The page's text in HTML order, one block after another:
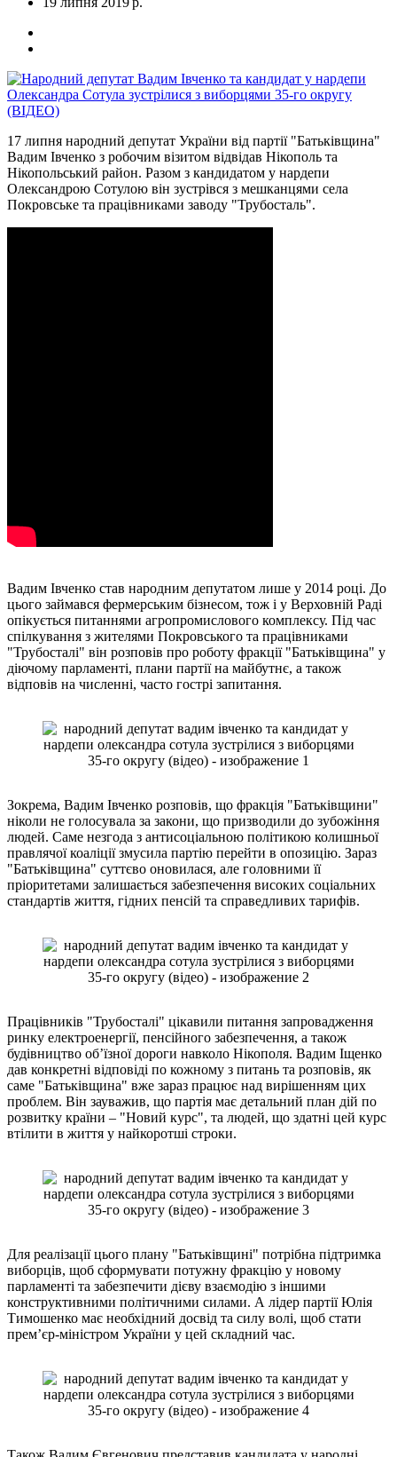
17 липня народний депутат України від партії "Батьківщина"
Вадим Івченко з робочим візитом відвідав Нікополь та
Нікопольський район. Разом з кандидатом у нардепи
Олександрою Сотулою він зустрівся з мешканцями села
Покровське та працівниками заводу "Трубосталь".
Вадим Івченко став народним депутатом лише у 2014 році. До
цього займався фермерським бізнесом, тож і у Верховній Раді
опікується питаннями агропромислового комплексу. Під час
спілкування з жителями Покровського та працівниками
"Трубосталі" він розповів про роботу фракції "Батьківщина" у
діючому парламенті, плани партії на майбутнє, а також
відповів на численні, часто гострі запитання.
Зокрема, Вадим Івченко розповів, що фракція "Батьківщини"
ніколи не голосувала за закони, що призводили до зубожіння
людей. Саме незгода з антисоціальною політикою колишньої
правлячої коаліції змусила партію перейти в опозицію. Зараз
"Батьківщина" суттєво оновилася, але головними її
пріоритетами залишається забезпечення високих соціальних
стандартів життя, гідних пенсій та справедливих тарифів.
Працівників "Трубосталі" цікавили питання запровадження
ринку електроенергії, пенсійного забезпечення, а також
будівництво об’їзної дороги навколо Нікополя. Вадим Іщенко
дав конкретні відповіді по кожному з питань та розповів, як
саме "Батьківщина" вже зараз працює над вирішенням цих
проблем. Він зауважив, що партія має детальний план дій по
розвитку країни – "Новий курс", та людей, що здатні цей курс
втілити в життя у найкоротші строки.
Для реалізації цього плану "Батьківщині" потрібна підтримка
виборців, щоб сформувати потужну фракцію у новому
парламенті та забезпечити дієву взаємодію з іншими
конструктивними політичними силами. А лідер партії Юлія
Тимошенко має необхідний досвід та силу волі, щоб стати
прем’єр-міністром України у цей складний час.